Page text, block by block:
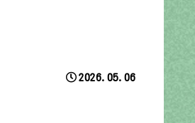
2026.05.06